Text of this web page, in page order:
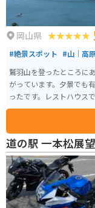
岡山県
#絶景スポット #山｜高
鷲羽山を登ったところに
がっています。夕景でも
ったです。レストハウス
ようです。
道の駅 一本松展